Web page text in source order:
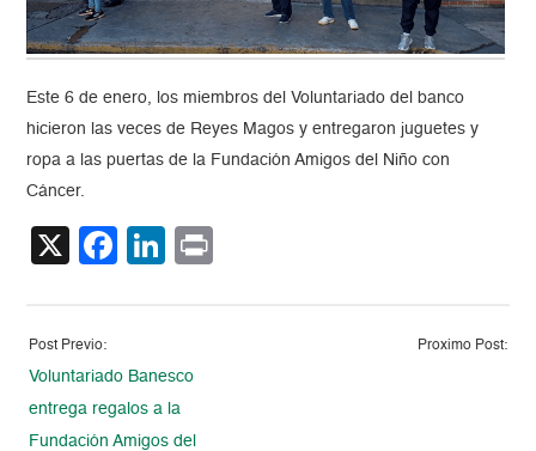
Este 6 de enero, los miembros del Voluntariado del banco
hicieron las veces de Reyes Magos y entregaron juguetes y
ropa a las puertas de la Fundación Amigos del Niño con
Cáncer.
X Facebook
LinkedIn
Post Previo:
Voluntariado Banesco
entrega regalos a la
Fundación Amigos del
Proximo Post: